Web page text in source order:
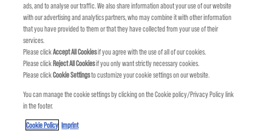
ads, and to analyse our traffic. We also share information about your use of our website
with our advertising and analytics partners, who may combine it with other information
that you have provided to them or that they have collected from your use of their
services.
Please clickAccept All Cookiesif you agree with the use of all of our cookies.
Please clickReject All Cookiesif you only want strictly necessary cookies.
Please clickCookie Settingsto customize your cookie settings on our website.
You can manage the cookie settings by clicking on the Cookie policy/Privacy Policy link
in the footer.
Cookie Policy Imprint